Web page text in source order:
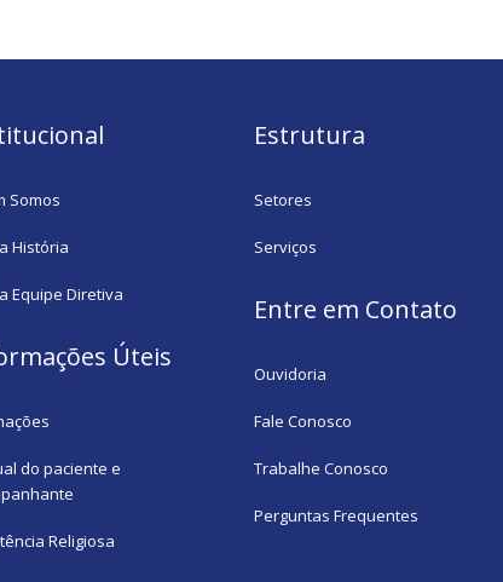
Somos
História
Equipe Diretiva
Úteis
do paciente e
Religiosa
Estrutura
Setores
Serviços
Entre em Contato
Ouvidoria
Fale Conosco
Trabalhe Conosco
Perguntas Frequentes